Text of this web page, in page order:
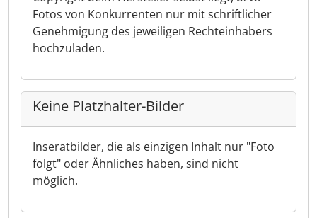
Fotos von Konkurrenten nur mit schriftlicher
Genehmigung des jeweiligen Rechteinhabers
hochzuladen.
Keine Platzhalter-Bilder
Inseratbilder, die als einzigen Inhalt nur "Foto
folgt" oder Ähnliches haben, sind nicht
möglich.